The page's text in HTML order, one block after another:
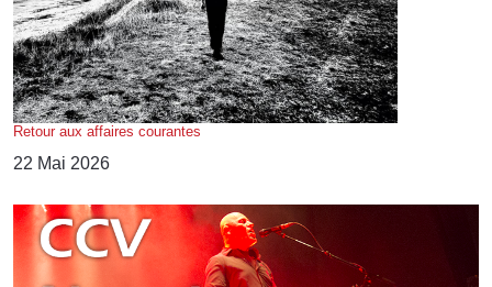
Retour aux affaires courantes
22 Mai 2026